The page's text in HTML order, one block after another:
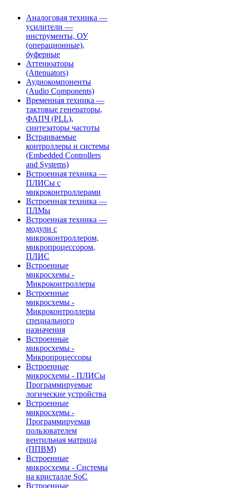
Аналоговая техника —
усилители —
инструменты, ОУ
(операционные),
буферные
Аттенюаторы
(Attenuators)
Аудиокомпоненты
(Audio Components)
Временна́я техника —
тактовые генераторы,
ФАПЧ (PLL),
синтезаторы частоты
Встраиваемые
контроллеры и системы
(Embedded Controllers
and Systems)
Встроенная техника —
ПЛИСы с
микроконтроллерами
Встроенная техника —
ПЛМы
Встроенная техника —
модули с
микроконтроллером,
микропроцессором,
ПЛИС
Встроенные
микросхемы -
Микроконтроллеры
Встроенные
микросхемы -
Микроконтроллеры
специального
назначения
Встроенные
микросхемы -
Микропроцессоры
Встроенные
микросхемы - ПЛИСы
Программируемые
логические устройства
Встроенные
микросхемы -
Программируемая
пользователем
вентильная матрица
(ППВМ)
Встроенные
микросхемы - Системы
на кристалле SoC
Встроенные